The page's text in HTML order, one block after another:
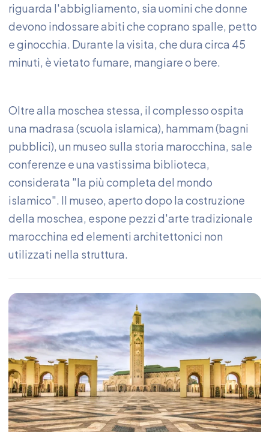
riguarda l'abbigliamento, sia uomini che donne
devono indossare abiti che coprano spalle, petto
e ginocchia. Durante la visita, che dura circa 45
minuti, è vietato fumare, mangiare o bere.
Oltre alla moschea stessa, il complesso ospita
una madrasa (scuola islamica), hammam (bagni
pubblici), un museo sulla storia marocchina, sale
conferenze e una vastissima biblioteca,
considerata "la più completa del mondo
islamico". Il museo, aperto dopo la costruzione
della moschea, espone pezzi d'arte tradizionale
marocchina ed elementi architettonici non
utilizzati nella struttura.